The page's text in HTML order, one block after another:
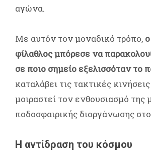
αγώνα.
Με αυτόν τον μοναδικό τρόπο,
φίλαθλος μπόρεσε να
σε ποιο σημείο εξελισσόταν το
καταλάβει τις τακτικές
μοιραστεί τον ενθουσιασμό της
ποδοσφαιρικής διοργάνωσης
Η αντίδραση του κόσμου